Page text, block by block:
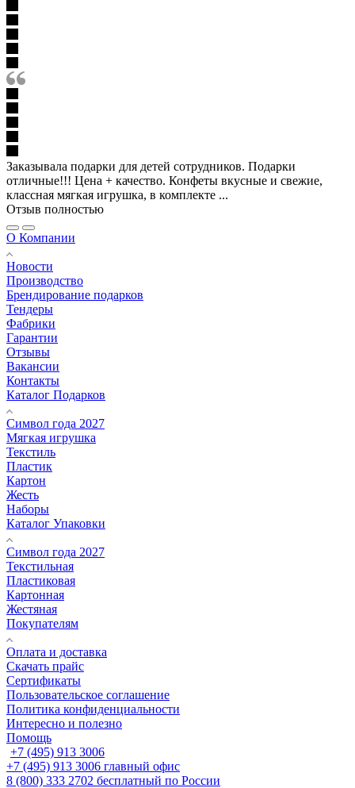
Заказывала подарки для детей сотрудников. Подарки
отличные!!! Цена + качество. Конфеты вкусные и свежие,
классная мягкая игрушка, в комплекте ...
Отзыв полностью
О Компании
Новости
Производство
Брендирование подарков
Тендеры
Фабрики
Гарантии
Отзывы
Вакансии
Контакты
Каталог Подарков
Символ года 2027
Мягкая игрушка
Текстиль
Пластик
Картон
Жесть
Наборы
Каталог Упаковки
Символ года 2027
Текстильная
Пластиковая
Картонная
Жестяная
Покупателям
Оплата и доставка
Скачать прайс
Сертификаты
Пользовательское соглашение
Политика конфиденциальности
Интересно и полезно
Помощь
+7 (495) 913 3006
+7 (495) 913 3006 главный офис
8 (800) 333 2702 бесплатный по России